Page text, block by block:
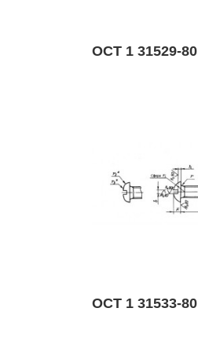
ОСТ 1 31529-80
ОСТ 1 31533-80